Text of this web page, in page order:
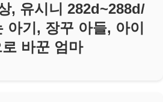
, 유시니 282d~288d/
아기, 장꾸 아들, 아이
바꾼 엄마